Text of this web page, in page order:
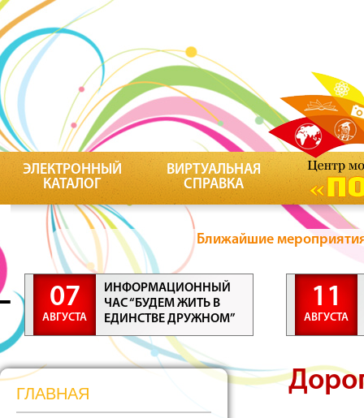
ЭЛЕКТРОННЫЙ
КАТАЛОГ
ВИРТУАЛЬНАЯ
СПРАВКА
Ближайшие
07
АВГУСТА
ИНФОРМАЦИОННЫЙ
ЧАС “БУДЕМ ЖИТЬ В
ЕДИНСТВЕ ДРУЖНОМ”
11
АВГУСТА
ГЛАВНАЯ